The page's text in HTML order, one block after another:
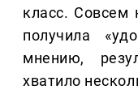
класс. Совсем
получила
мнению,
хватило